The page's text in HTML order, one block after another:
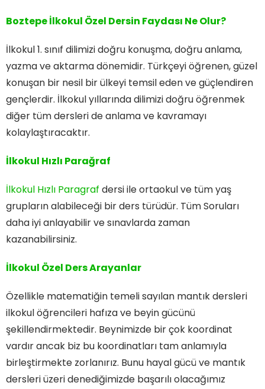
Boztepe İlkokul Özel Dersin Faydası Ne Olur?
İlkokul 1. sınıf dilimizi doğru konuşma, doğru anlama,
yazma ve aktarma dönemidir. Türkçeyi öğrenen, güzel
konuşan bir nesil bir ülkeyi temsil eden ve güçlendiren
gençlerdir. İlkokul yıllarında dilimizi doğru öğrenmek
diğer tüm dersleri de anlama ve kavramayı
kolaylaştıracaktır.
İlkokul Hızlı Parağraf
İlkokul Hızlı Paragraf dersi ile ortaokul ve tüm yaş
grupların alabileceği bir ders türüdür. Tüm Soruları
daha iyi anlayabilir ve sınavlarda zaman
kazanabilirsiniz.
İlkokul Özel Ders Arayanlar
Özellikle matematiğin temeli sayılan mantık dersleri
ilkokul öğrencileri hafıza ve beyin gücünü
şekillendirmektedir. Beynimizde bir çok koordinat
vardır ancak biz bu koordinatları tam anlamıyla
birleştirmekte zorlanırız. Bunu hayal gücü ve mantık
dersleri üzeri denediğimizde başarılı olacağımız